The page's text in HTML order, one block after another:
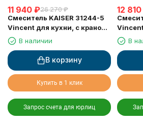
11 940 ₽26 270 ₽
Смеситель KAISER 31244-5
Vincent для кухни, с краном
для питьевой воды, черный
металлик
В наличии
В корзину
Купить в 1 клик
Запрос счета для юрлиц
12 810
дляВ